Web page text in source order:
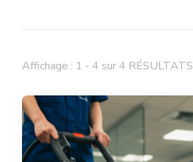
Affichage : 1 - 4 sur 4 RÉSULTATS